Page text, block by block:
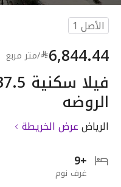
الأصل 1
6,844.44
/متر مربع
الروضه
الرياضعرض الخريطة
+9
غرف نوم